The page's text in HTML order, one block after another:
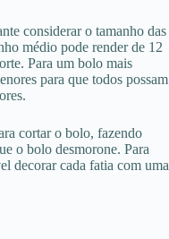
considerar o tamanho das
médio pode render de 12
Para um bolo mais
para que todos possam
cortar o bolo, fazendo
o bolo desmorone. Para
decorar cada fatia com uma